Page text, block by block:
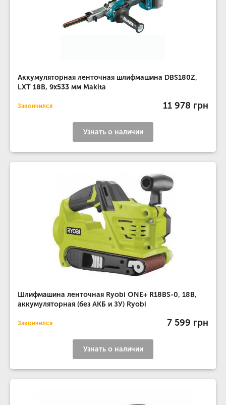
Аккумуляторная ленточная шлифмашина DBS180Z,
LXT 18В, 9х533 мм Makita
Закончился 11 978 грн
Узнать о наличии
Шлифмашина ленточная Ryobi ONE+ R18BS-0, 18В,
аккумуляторная (без АКБ и ЗУ) Ryobi
Закончился 7 599 грн
Узнать о наличии